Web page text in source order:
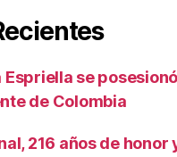
Espriella se
de Colombia
216 años de honor